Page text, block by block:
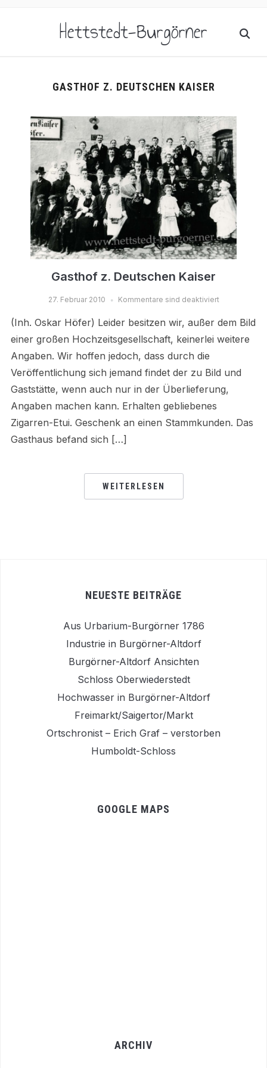
Hettstedt-Burgörner
GASTHOF Z. DEUTSCHEN KAISER
Gasthof z. Deutschen Kaiser
27. Februar 2010 Kommentare sind deaktiviert
(Inh. Oskar Höfer) Leider besitzen wir, außer dem Bild
einer großen Hochzeitsgesellschaft, keinerlei weitere
Angaben. Wir hoffen jedoch, dass durch die
Veröffentlichung sich jemand findet der zu Bild und
Gaststätte, wenn auch nur in der Überlieferung,
Angaben machen kann. Erhalten gebliebenes
Zigarren-Etui. Geschenk an einen Stammkunden. Das
Gasthaus befand sich […]
WEITERLESEN
NEUESTE BEITRÄGE
Aus Urbarium-Burgörner 1786
Industrie in Burgörner-Altdorf
Burgörner-Altdorf Ansichten
Schloss Oberwiederstedt
Hochwasser in Burgörner-Altdorf
Freimarkt/Saigertor/Markt
Ortschronist – Erich Graf – verstorben
Humboldt-Schloss
GOOGLE MAPS
ARCHIV